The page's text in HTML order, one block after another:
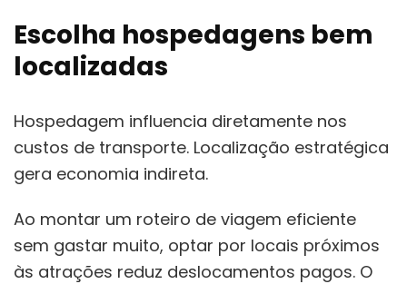
Escolha hospedagens bem
localizadas
Hospedagem influencia diretamente nos
custos de transporte. Localização estratégica
gera economia indireta.
Ao montar um roteiro de viagem eficiente
sem gastar muito, optar por locais próximos
às atrações reduz deslocamentos pagos. O